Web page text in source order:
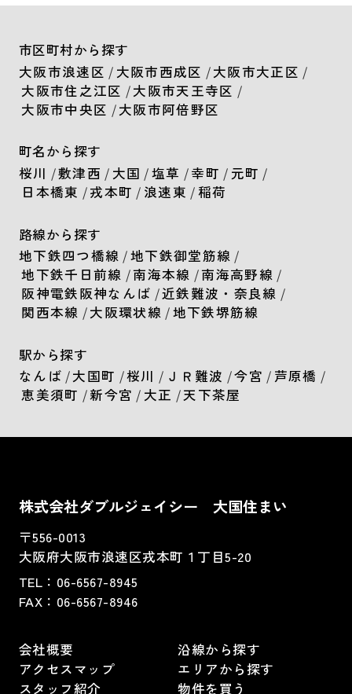
市区町村から探す
大阪市浪速区 / 大阪市西成区 /大阪市大正区 /
大阪市住之江区 /大阪市天王寺区 /
大阪市中央区 /大阪市阿倍野区
町名から探す
桜川 /敷津西 / 大国 /塩草 /幸町 / 元町 /
日本橋東 /戎本町 / 浪速東 /稲荷
路線から探す
地下鉄四つ橋線 /地下鉄御堂筋線 /
地下鉄千日前線 /南海本線 /南海高野線 /
阪神電鉄阪神なんば /近鉄難波・奈良線 /
関西本線 /大阪環状線 /地下鉄堺筋線
駅から探す
なんば /大国町 /桜川 / ＪＲ難波 /今宮 / 芦原橋 /
恵美須町 /新今宮 / 大正 /天下茶屋
株式会社ダブルジェイシー 大国住まい
〒556-0013
大阪府大阪市浪速区戎本町１丁目5-20
TEL： 06-6567-8945
FAX：06-6567-8946
会社概要
アクセスマップ
スタッフ紹介
沿線から探す
エリアから探す
物件を買う